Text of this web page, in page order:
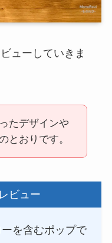
ューしていきま
たデザインや
とおりです。
ビュー
を含むポップで